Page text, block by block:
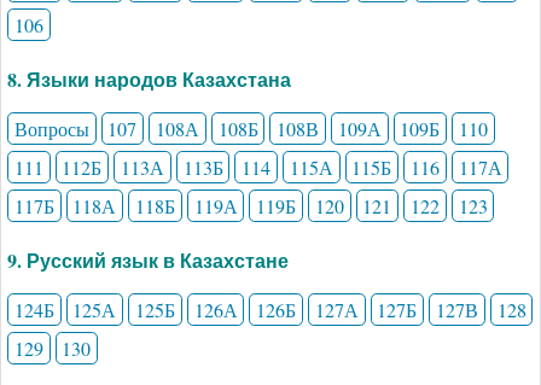
106
8. Языки народов Казахстана
Вопросы 107 108А 108Б 108В 109А 109Б
110
111
112Б 113А 113Б 114 115А 115Б 116
117А
117Б
118А 118Б 119А 119Б 120 121 122 123
9. Русский язык в Казахстане
124Б 125А 125Б 126А 126Б 127А 127Б 127В
128
129
130